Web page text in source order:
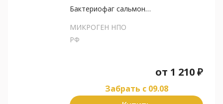
Бактериофаг сальмонеллезный
МИКРОГЕН НПО
РФ
от 1 210₽
Забрать c 09.08